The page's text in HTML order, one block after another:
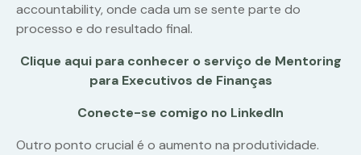
accountability, onde cada um se sente parte do
processo e do resultado final.
Clique aqui para conhecer o serviço de Mentoring
para Executivos de Finanças
Conecte-se comigo no LinkedIn
Outro ponto crucial é o aumento na produtividade.